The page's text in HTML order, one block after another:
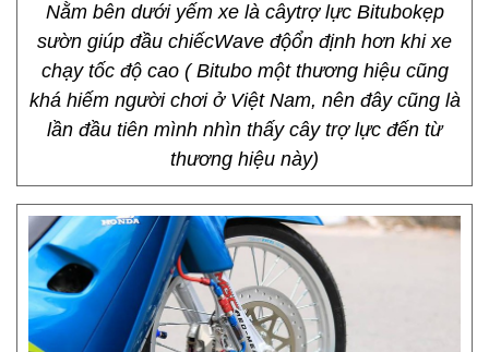
Nằm bên dưới yếm xe là câytrợ lực Bitubokẹp
sườn giúp đầu chiếcWave độổn định hơn khi xe
chạy tốc độ cao ( Bitubo một thương hiệu cũng
khá hiếm người chơi ở Việt Nam, nên đây cũng là
lần đầu tiên mình nhìn thấy cây trợ lực đến từ
thương hiệu này)